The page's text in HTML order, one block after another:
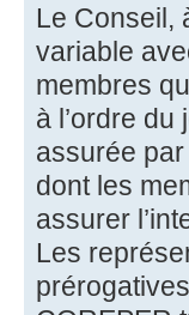
Le Conseil,
variable
membres
à l’ordre
assurée
dont les
assurer
Les